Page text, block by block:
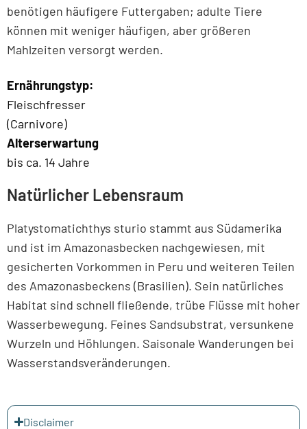
benötigen häufigere Futtergaben; adulte Tiere
können mit weniger häufigen, aber größeren
Mahlzeiten versorgt werden.
Ernährungstyp:
Fleischfresser
(Carnivore)
Alterserwartung
bis ca. 14 Jahre
Natürlicher Lebensraum
Platystomatichthys sturio stammt aus Südamerika
und ist im Amazonasbecken nachgewiesen, mit
gesicherten Vorkommen in Peru und weiteren Teilen
des Amazonasbeckens (Brasilien). Sein natürliches
Habitat sind schnell fließende, trübe Flüsse mit hoher
Wasserbewegung. Feines Sandsubstrat, versunkene
Wurzeln und Höhlungen. Saisonale Wanderungen bei
Wasserstandsveränderungen.
Disclaimer